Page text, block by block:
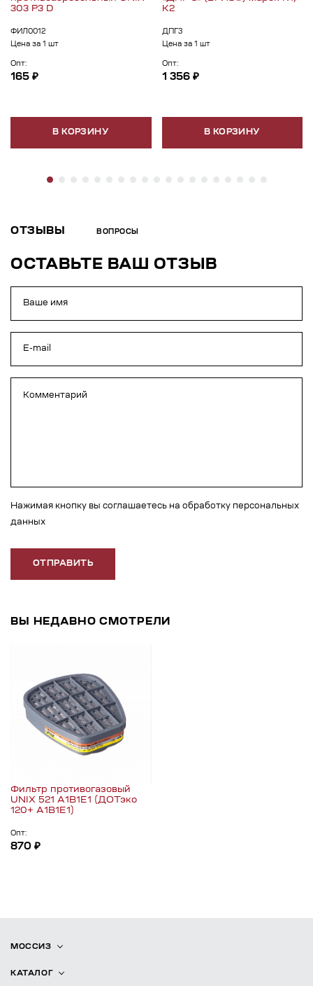
303 P3 D
ФИЛ0012
Цена за 1 шт
Опт:
165 ₽
В КОРЗИНУ
К2
ДПГ3
Цена за 1 шт
Опт:
1 356 ₽
В КОРЗИНУ
ОТЗЫВЫ ВОПРОСЫ
ОСТАВЬТЕ ВАШ ОТЗЫВ
Нажимая кнопку вы соглашаетесь на обработку персональных
данных
ОТПРАВИТЬ
ВЫ НЕДАВНО СМОТРЕЛИ
Фильтр противогазовый
UNIX 521 A1B1E1 (ДОТэко
120+ А1B1E1)
Опт:
870 ₽
МОССИЗ
КАТАЛОГ